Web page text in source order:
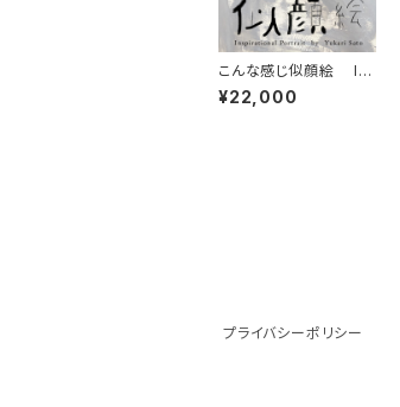
こんな感じ似顔絵 In
spirational Portrait
アクリル画ver.
¥22,000
プライバシーポリシー